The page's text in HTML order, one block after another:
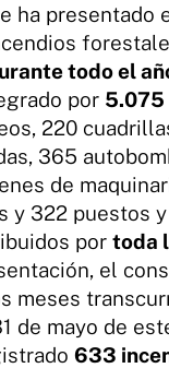
ha presentado
todo el
por 5.075
220
365
de
y 322 puestos
por toda
el
meses
de mayo de
633